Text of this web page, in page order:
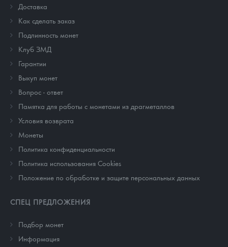
Доставка
Как сделать заказ
Подлинность монет
Клуб ЗМД
Гарантии
Выкуп монет
Вопрос - ответ
Памятка для работы с монетами из драгметаллов
Условия возврата
Монеты
Политика конфиденциальности
Политика использования Cookies
Положение по обработке и защите персональных данных
СПЕЦ ПРЕДЛОЖЕНИЯ
Подбор монет
Информация